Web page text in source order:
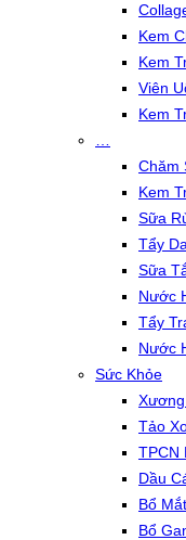
Kem
Kem
Viên
Kem
Chăm
Kem
Sữa
Tẩy
Sữa
Nước
Tẩy
Nước
Sức Khỏe
Tảo
TPCN
Dầu
Bổ Mắt
Bổ